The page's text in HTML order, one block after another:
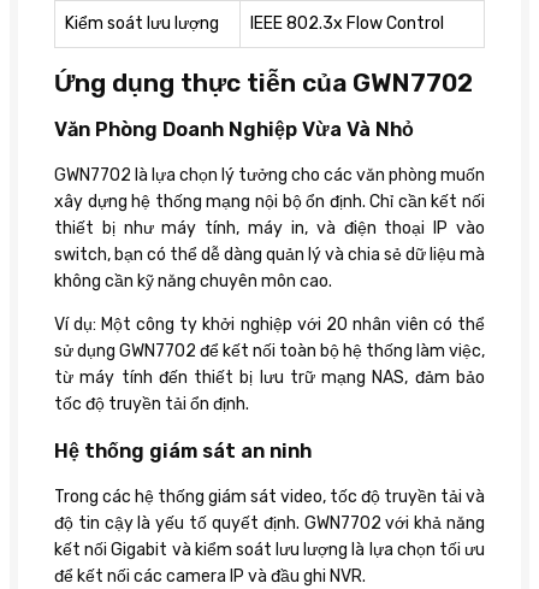
Kiểm soát lưu lượng IEEE 802.3x Flow Control
Ứng dụng thực tiễn của GWN7702
Văn Phòng Doanh Nghiệp Vừa Và Nhỏ
GWN7702 là lựa chọn lý tưởng cho các văn phòng muốn
xây dựng hệ thống mạng nội bộ ổn định. Chỉ cần kết nối
thiết bị như máy tính, máy in, và điện thoại IP vào
switch, bạn có thể dễ dàng quản lý và chia sẻ dữ liệu mà
không cần kỹ năng chuyên môn cao.
Ví dụ: Một công ty khởi nghiệp với 20 nhân viên có thể
sử dụng GWN7702 để kết nối toàn bộ hệ thống làm việc,
từ máy tính đến thiết bị lưu trữ mạng NAS, đảm bảo
tốc độ truyền tải ổn định.
Hệ thống giám sát an ninh
Trong các hệ thống giám sát video, tốc độ truyền tải và
độ tin cậy là yếu tố quyết định. GWN7702 với khả năng
kết nối Gigabit và kiểm soát lưu lượng là lựa chọn tối ưu
để kết nối các camera IP và đầu ghi NVR.